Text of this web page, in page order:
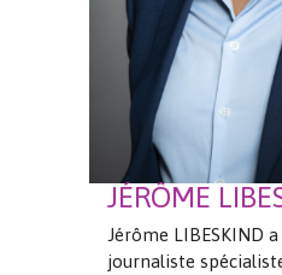
JÉRÔME
Jérôme LIBESKIND
journaliste